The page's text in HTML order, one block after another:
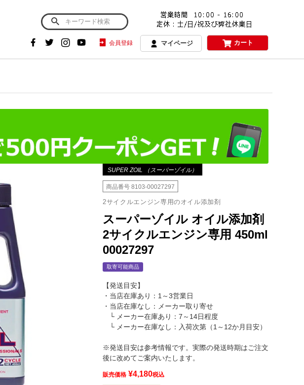
会員登録 マイページ カート
SUPER ZOIL （スーパーゾイル）
商品番号 8103-00027297
2サイクルエンジン専用のオイル添加剤
スーパーゾイル オイル添加剤
2サイクルエンジン専用 450ml
00027297
取寄可能商品
【発送目安】
・当店在庫あり：1～3営業日
・当店在庫なし：メーカー取り寄せ
└ メーカー在庫あり：7～14日程度
└ メーカー在庫なし：入荷次第（1～12か月目安）
※発送目安は参考情報です。実際の発送時期はご注文
後に改めてご案内いたします。
販売価格 ¥4,180税込